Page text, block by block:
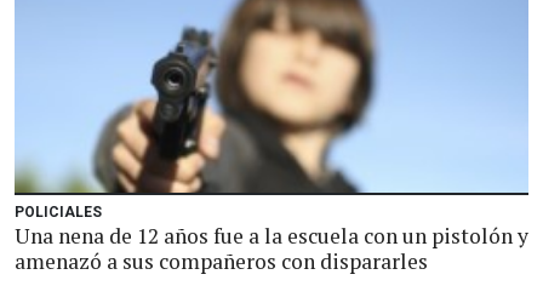
POLICIALES
Una nena de 12 años fue a la escuela con un pistolón y
amenazó a sus compañeros con dispararles